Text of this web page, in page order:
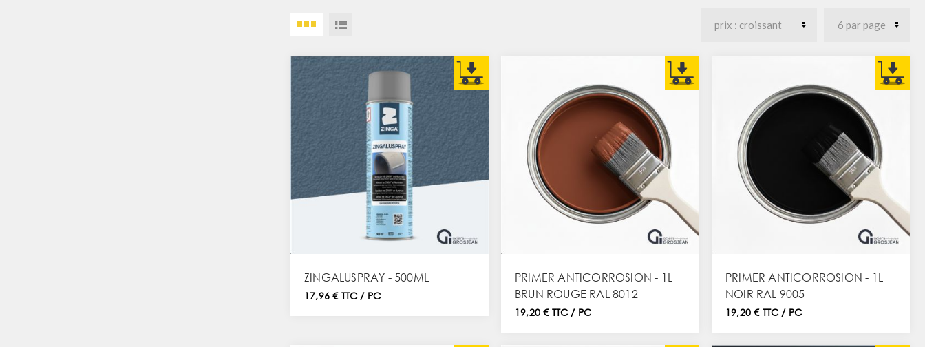
ZINGALUSPRAY - 500ML
17,96 € TTC / PC
PRIMER ANTICORROSION - 1L
BRUN ROUGE RAL 8012
19,20 € TTC / PC
PRIMER ANTICORROSION - 1L
NOIR RAL 9005
19,20 € TTC / PC